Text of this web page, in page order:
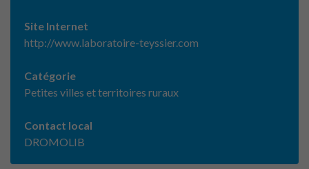
Site Internet
http://www.laboratoire-teyssier.com
Catégorie
Petites villes et territoires ruraux
Contact local
DROMOLIB